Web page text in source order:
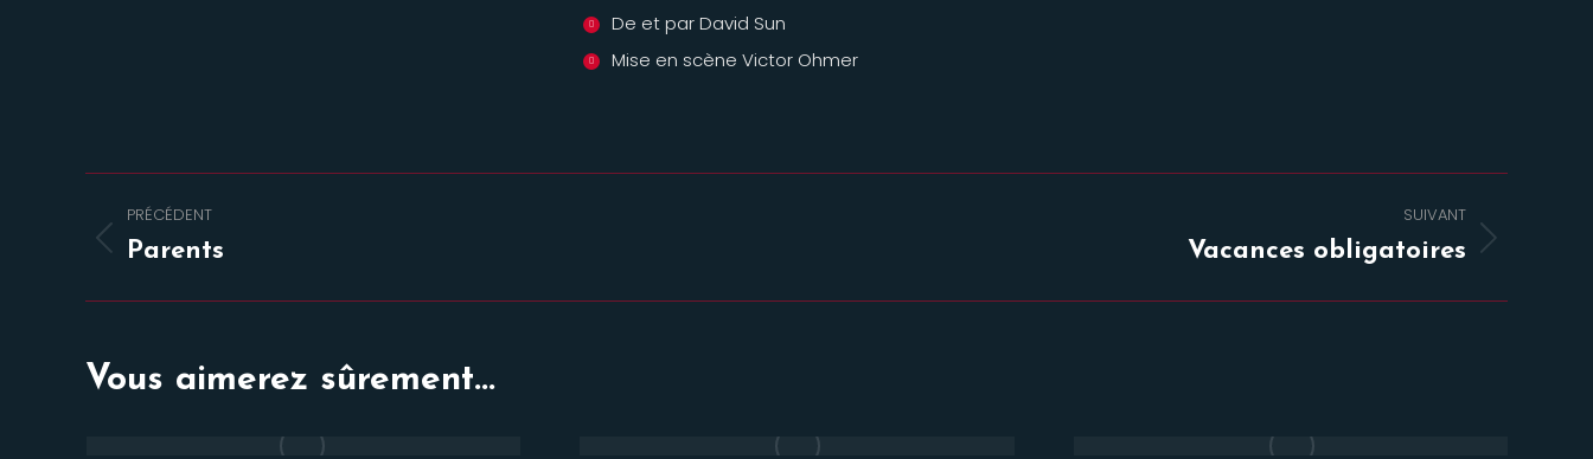
De et par David Sun
Mise en scène Victor Ohmer
Navigation
de
commentaire
PRÉCÉDENT
Onglet
Parents
SUIVANT
Vacances obligatoires
Vous aimerez sûrement...